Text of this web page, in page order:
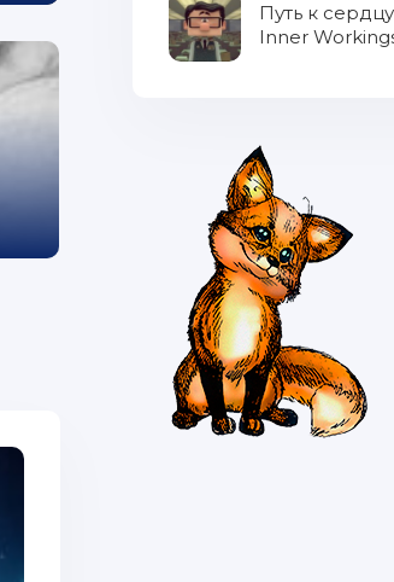
Cвежевыжатые соки в
авитаминозом - 5
Путь к
Inner